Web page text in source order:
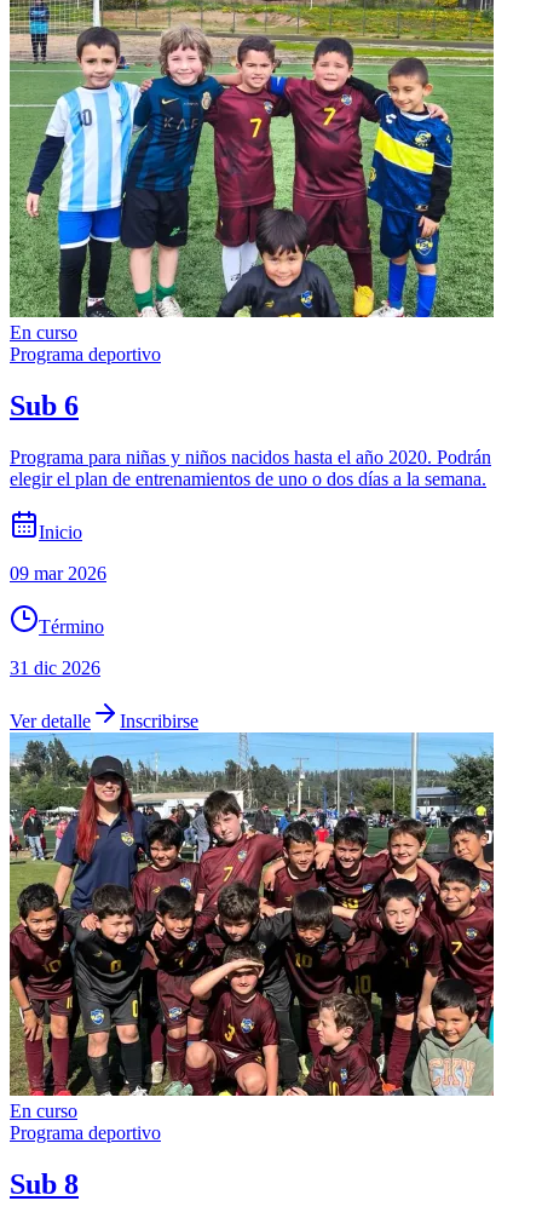
En curso
Programa deportivo
Sub 6
Programa para niñas y niños nacidos hasta el año 2020. Podrán
elegir el plan de entrenamientos de uno o dos días a la semana.
Inicio
09 mar 2026
Término
31 dic 2026
Ver detalle Inscribirse
En curso
Programa deportivo
Sub 8